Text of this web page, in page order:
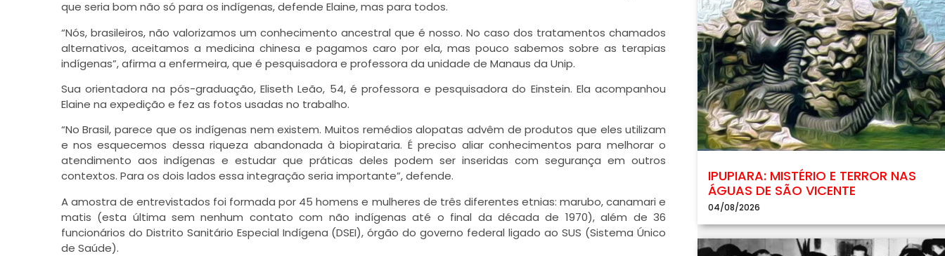
que seria bom não só para os indígenas, defende Elaine, mas para todos.
“Nós, brasileiros, não valorizamos um conhecimento ancestral que é nosso. No caso dos tratamentos chamados
alternativos, aceitamos a medicina chinesa e pagamos caro por ela, mas pouco sabemos sobre as terapias
indígenas”, afirma a enfermeira, que é pesquisadora e professora da unidade de Manaus da Unip.
Sua orientadora na pós-graduação, Eliseth Leão, 54, é professora e pesquisadora do Einstein. Ela acompanhou
Elaine na expedição e fez as fotos usadas no trabalho.
“No Brasil, parece que os indígenas nem existem. Muitos remédios alopatas advêm de produtos que eles utilizam
e nos esquecemos dessa riqueza abandonada à biopirataria. É preciso aliar conhecimentos para melhorar o
atendimento aos indígenas e estudar que práticas deles podem ser inseridas com segurança em outros
contextos. Para os dois lados essa integração seria importante”, defende.
A amostra de entrevistados foi formada por 45 homens e mulheres de três diferentes etnias: marubo, canamari e
matis (esta última sem nenhum contato com não indígenas até o final da década de 1970), além de 36
funcionários do Distrito Sanitário Especial Indígena (DSEI), órgão do governo federal ligado ao SUS (Sistema Único
de Saúde).
IPUPIARA: MISTÉRIO E TERROR NAS
ÁGUAS DE SÃO VICENTE
04/08/2026